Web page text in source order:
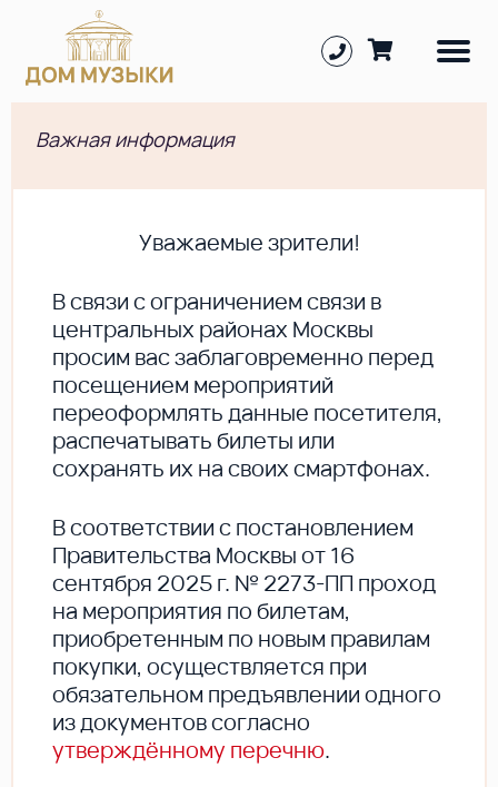
Важная информация
Уважаемые зрители!
В cвязи с ограничением связи в
центральных районах Москвы
просим вас заблаговременно перед
посещением мероприятий
переоформлять данные посетителя,
распечатывать билеты или
сохранять их на своих смартфонах.
В соответствии с постановлением
Правительства Москвы от 16
сентября 2025 г. № 2273-ПП проход
на мероприятия по билетам,
приобретенным по новым правилам
покупки, осуществляется при
обязательном предъявлении одного
из документов согласно
утверждённому перечню.